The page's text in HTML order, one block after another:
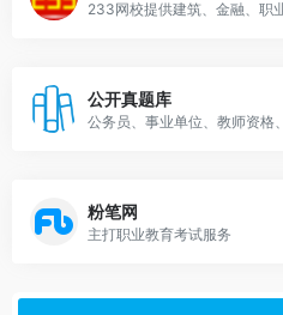
公开真题库
公务员、事业单位、教师资格
粉笔网
主打职业教育考试服务